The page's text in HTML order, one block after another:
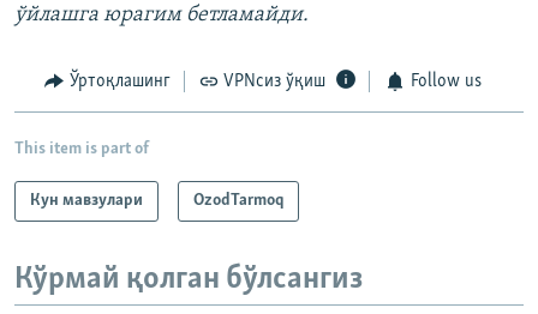
ўйлашга юрагим бетламайди.
Ўртоқлашинг VPNсиз ўқиш Follow us
This item is part of
Кун мавзулари OzodTarmoq
Кўрмай қолган бўлсангиз